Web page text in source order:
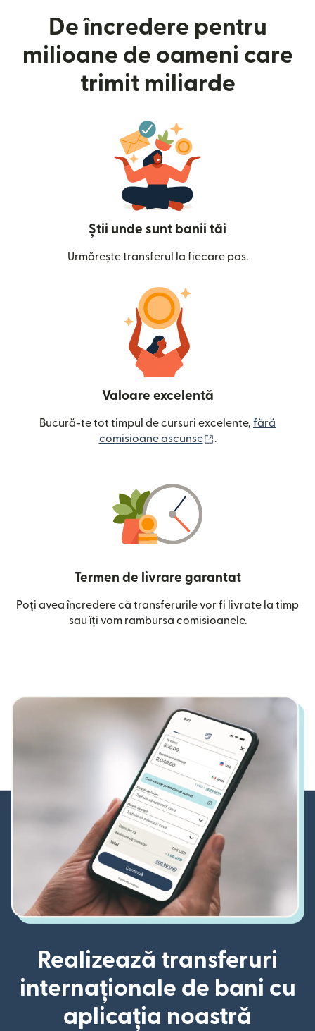
De încredere pentru
milioane de oameni care
trimit miliarde
Știi unde sunt banii tăi
Urmărește transferul la fiecare pas.
Valoare excelentă
Bucură-te tot timpul de cursuri excelente, fără
comisioane ascunse
.
Termen de livrare garantat
Poți avea încredere că transferurile vor fi livrate la timp
sau îți vom rambursa comisioanele.
Realizează transferuri
internaționale de bani cu
aplicația noastră